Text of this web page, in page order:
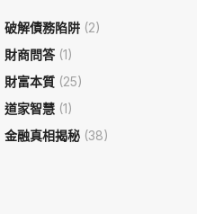
破解債務陷阱 (2)
財商問答(1)
財富本質 (25)
道家智慧 (1)
金融真相揭秘 (38)